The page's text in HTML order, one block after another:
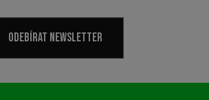
ODEBÍRAT NEWSLETTER